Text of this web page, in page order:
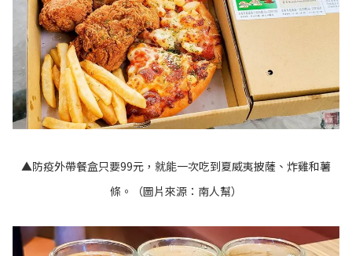
▲防疫外帶餐盒只要99元，就能一次吃到夏威夷披薩、炸雞和薯
條。（圖片來源：南人幫）